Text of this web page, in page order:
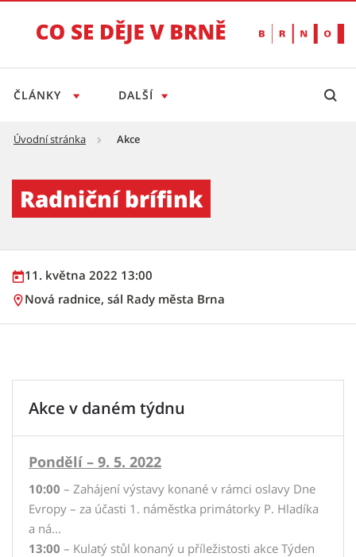
ČLÁNKY DALŠÍ
Úvodní stránka Akce
Radniční brífink
11. května 2022 13:00
Nová radnice, sál Rady města Brna
Akce v daném týdnu
Pondělí – 9. 5. 2022
10:00 – Zahájení výstavy konané v rámci oslavy Dne
Evropy – za účasti 1. náměstka primátorky P. Hladíka
a ná...
13:00 – Kulatý stůl konaný u příležistosti akce Týden